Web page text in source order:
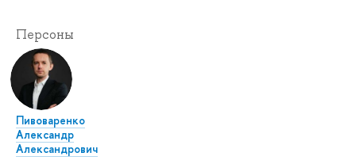
Персоны
Пивоваренко
Александр
Александрович